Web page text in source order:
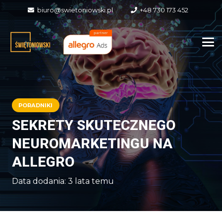
biuro@swietoniowski.pl +48 730 173 452
PORADNIKI
SEKRETY SKUTECZNEGO
NEUROMARKETINGU NA
ALLEGRO
Data dodania: 3 lata temu